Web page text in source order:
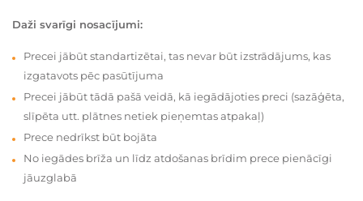
Daži svarīgi nosacījumi:
Precei jābūt standartizētai, tas nevar būt izstrādājums, kas
izgatavots pēc pasūtījuma
Precei jābūt tādā pašā veidā, kā iegādājoties preci (sazāģēta,
slīpēta utt. plātnes netiek pieņemtas atpakaļ)
Prece nedrīkst būt bojāta
No iegādes brīža un līdz atdošanas brīdim prece pienācīgi
jāuzglabā